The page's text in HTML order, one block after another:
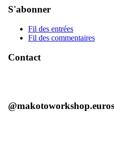
S'abonner
Fil des entrées
Fil des commentaires
Contact